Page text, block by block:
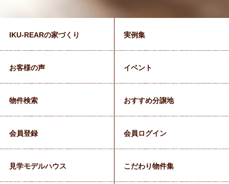
IKU-REARの家づくり 実例集
お客様の声 イベント
物件検索 おすすめ分譲地
会員登録 会員ログイン
見学モデルハウス こだわり物件集